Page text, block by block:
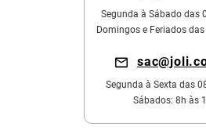
Segunda à Sábado das
Domingos e Feriados
Segunda à Sexta das
Sábados: 8h às